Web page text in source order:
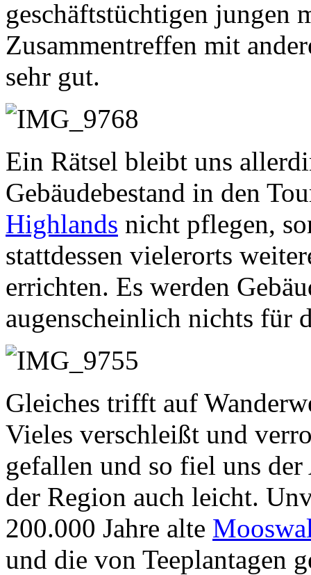
geschäftstüchtigen jungen
Zusammentreffen mit
sehr gut.
Ein Rätsel bleibt uns
Gebäudebestand in den
Highlands nicht pflegen,
stattdessen vielerorts
errichten. Es werden
augenscheinlich nichts für
Gleiches trifft auf
Vieles verschleißt und
gefallen und so fiel uns
der Region auch leicht.
200.000 Jahre alte
und die von Teeplantagen